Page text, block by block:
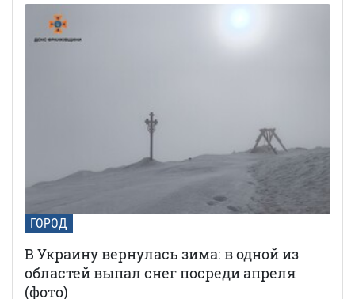
ГОРОД
В Украину вернулась зима: в одной из
областей выпал снег посреди апреля
(фото)